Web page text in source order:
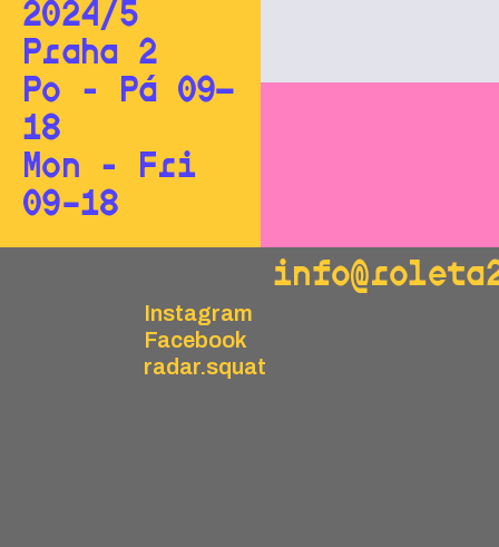
2024/5
Praha 2
Po - Pá 09—
18
Mon - Fri
09–18
Instagram
Facebook
radar.squat